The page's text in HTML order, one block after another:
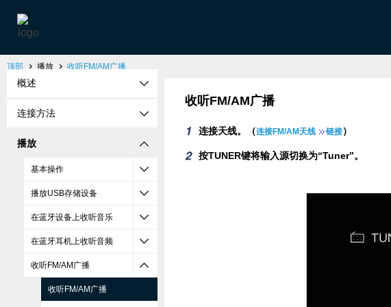
顶部 播放 收听FM/AM广播
概述
连接方法
播放
基本操作
播放USB存储设备
在蓝牙设备上收听音乐
在蓝牙耳机上收听音频
收听FM/AM广播
收听FM/AM广播
收听FM/AM广播
连接天线。（连接FM/AM天线 链接）
按TUNER键将输入源切换为“Tuner”。